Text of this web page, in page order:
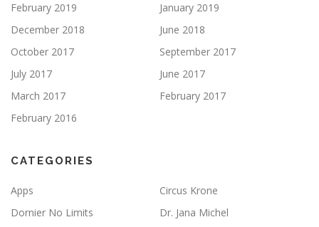
February 2019
January 2019
December 2018
June 2018
October 2017
September 2017
July 2017
June 2017
March 2017
February 2017
February 2016
CATEGORIES
Apps
Circus Krone
Dornier No Limits
Dr. Jana Michel